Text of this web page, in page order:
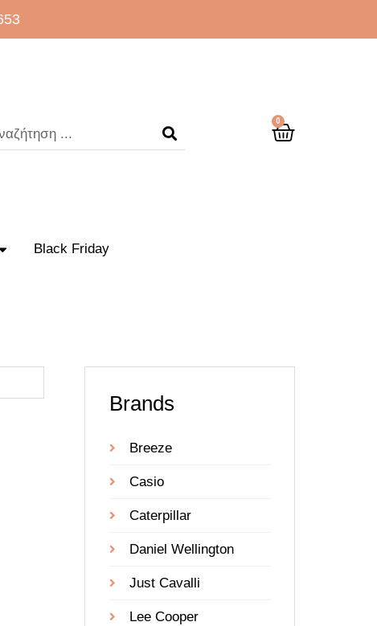
0
Black Friday
Brands
Breeze
Casio
Caterpillar
Daniel Wellington
Just Cavalli
Lee Cooper